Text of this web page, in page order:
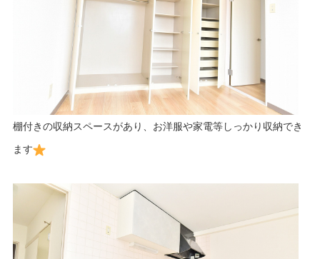
棚付きの収納スペースがあり、お洋服や家電等しっかり収納でき
ます